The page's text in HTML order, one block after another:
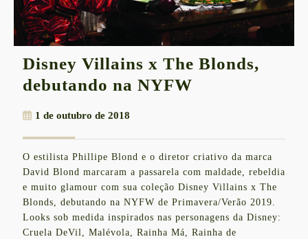
Disney Villains x The Blonds,
debutando na NYFW
The
Blonds,
debutando
na
NYFW
1 de outubro de 2018
de
2018
O estilista Phillipe Blond e o diretor criativo da marca
David Blond marcaram a passarela com maldade, rebeldia
e muito glamour com sua coleção Disney Villains x The
Blonds, debutando na NYFW de Primavera/Verão 2019.
Looks sob medida inspirados nas personagens da Disney:
Cruela DeVil, Malévola, Rainha Má, Rainha de